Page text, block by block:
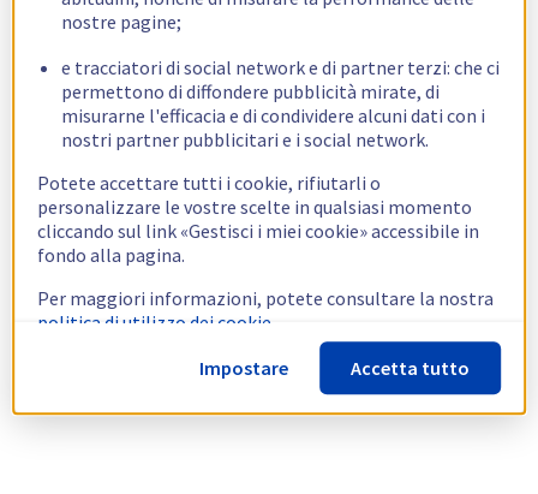
nostre pagine;
e tracciatori di social network e di partner terzi: che ci
permettono di diffondere pubblicità mirate, di
misurarne l'efficacia e di condividere alcuni dati con i
nostri partner pubblicitari e i social network.
Potete accettare tutti i cookie, rifiutarli o
personalizzare le vostre scelte in qualsiasi momento
cliccando sul link «Gestisci i miei cookie» accessibile in
fondo alla pagina.
Per maggiori informazioni, potete consultare la nostra
politica di utilizzo dei cookie.
Impostare
Accetta tutto